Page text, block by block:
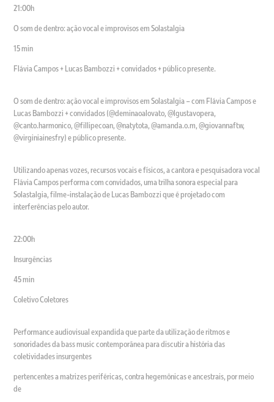
21:00h
O som de dentro: ação vocal e improvisos em Solastalgia
15 min
Flávia Campos + Lucas Bambozzi + convidados + público presente.
O som de dentro: ação vocal e improvisos em Solastalgia – com Flávia Campos e
Lucas Bambozzi + convidados (@deminaoalovato, @lgustavopera,
@canto.harmonico, @fillipecoan, @natytota, @amanda.o.m, @giovannaftw,
@virginiainesfry) e público presente.
Utilizando apenas vozes, recursos vocais e físicos, a cantora e pesquisadora vocal
Flávia Campos performa com convidados, uma trilha sonora especial para
Solastalgia, filme-instalação de Lucas Bambozzi que é projetado com
interferências pelo autor.
22:00h
Insurgências
45 min
Coletivo Coletores
Performance audiovisual expandida que parte da utilização de ritmos e
sonoridades da bass music contemporânea para discutir a história das
coletividades insurgentes
pertencentes a matrizes periféricas, contra hegemônicas e ancestrais, por meio
de